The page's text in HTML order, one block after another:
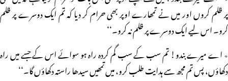
پر ظلم کروں اور میں نے تمھارے اوپر بھی حرام کر دیا کہ تم ایک دوسرے پر ظلم
کرو۔ اس لیے ایک دوسرے پر ظلم نہ کرو۔‘‘
٭ اے میرے بندو! تم سب کے سب گم کردہ راہ ہو سوائے اس کے جسے میں راہ
دکھاؤں، پس تم مجھ سے ہدایت طلب کرو، میں تمھیں سیدھا راستہ دکھاؤں گا۔‘‘